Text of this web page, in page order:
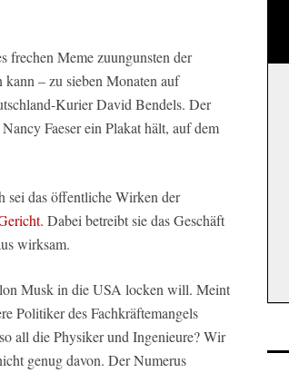
frechen Meme zuungunsten der
– zu sieben Monaten auf
Kurier David Bendels. Der
Faeser ein Plakat hält, auf dem
sei das öffentliche Wirken der
Dabei betreibt sie das Geschäft
wirksam.
Musk in die USA locken will. Meint
Politiker des Fachkräftemangels
all die Physiker und Ingenieure? Wir
genug davon. Der Numerus